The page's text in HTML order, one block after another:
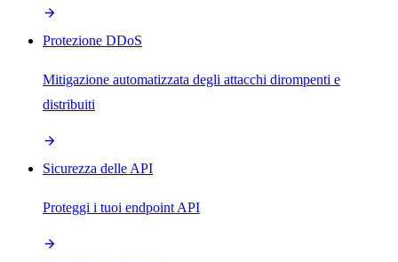
Protezione DDoS
Mitigazione automatizzata degli attacchi dirompenti e
distribuiti
Sicurezza delle API
Proteggi i tuoi endpoint API